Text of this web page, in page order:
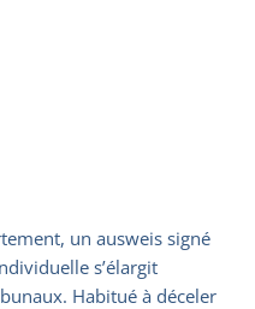
un ausweis signé
s’élargit
Habitué à déceler